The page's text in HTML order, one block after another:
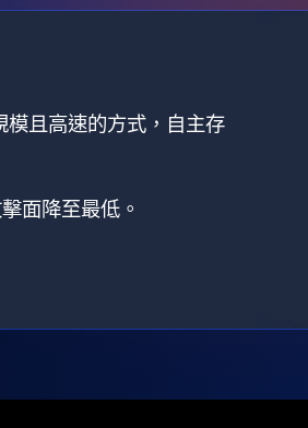
模且高速的方式，自主存
面降至最低。